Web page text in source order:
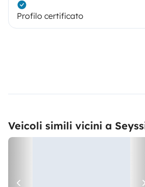
Profilo certificato
Veicoli simili vicini a